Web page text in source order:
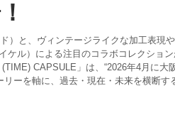
）と、ヴィンテージライクな加工表現
ケル）による注目のコラボコレクショ
CAPSULE」は、“2026年4月に大
ーを軸に、過去・現在・未来を横断す